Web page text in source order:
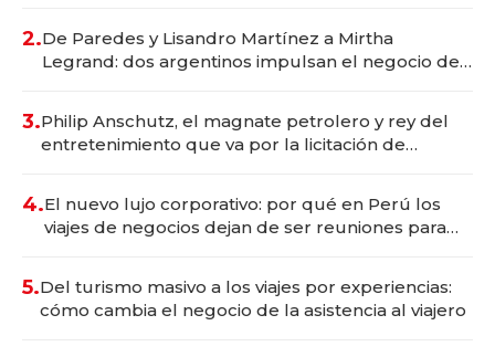
2.De Paredes y Lisandro Martínez a Mirtha
Legrand: dos argentinos impulsan el negocio del
3.Philip Anschutz, el magnate petrolero y rey del
entretenimiento que va por la licitación de
4.El nuevo lujo corporativo: por qué en Perú los
viajes de negocios dejan de ser reuniones para
5.Del turismo masivo a los viajes por experiencias:
cómo cambia el negocio de la asistencia al viajero